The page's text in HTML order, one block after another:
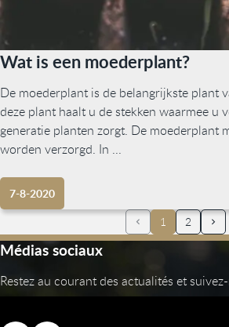
Wat is een moederplant?
De moederplant is de belangrijkste plant
deze plant haalt u de stekken waarmee u
generatie planten zorgt. De moederplant
worden verzorgd. In ...
7-8-2020
1
2
Médias sociaux
Restez au courant des actualités et